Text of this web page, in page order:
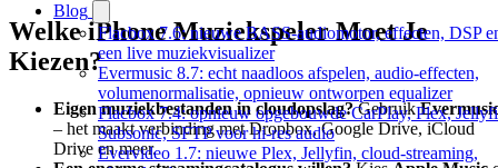
Blog
Flacbox 7.6: nieuwe BASS-audiomotor, effecten, DSP
een live muziekvisualizer
Evermusic 8.7: echt naadloos afspelen, audio-effecten,
volumenormalisatie, opnieuw ontworpen equalizer
Flacbox 7.4: opnieuw opgebouwde CarPlay, Plex,
Subsonic, SFTP voor hi-res audio
Evervideo 1.7: nieuwe Plex, Jellyfin, cloud-streaming,
Welke iPhone Muziekspeler Moet Je
Kiezen?
Eigen muziekbestanden in cloudopslag?Gebruik
– het maakt verbinding met Dropbox, Google Drive, iCloud
Drive en meer.